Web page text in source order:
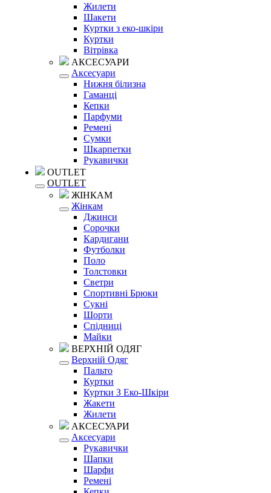
Жилети
Шакети
Куртки з еко-шкіри
Куртки
Вітрівка
АКСЕСУАРИ
Аксесуари
Нижня білизна
Гаманці
Кепки
Парфуми
Ремені
Сумки
Шкарпетки
Рукавички
OUTLET
OUTLET
ЖІНКАМ
Жінкам
Джинси
Сорочки
Кардигани
Футболки
Поло
Толстовки
Светри
Спортивні Брюки
Сукні
Шорти
Спідниці
Майки
ВЕРХНІЙ ОДЯГ
Верхній Одяг
Пальто
Куртки
Куртки З Еко-Шкіри
Жакети
Жилети
АКСЕСУАРИ
Аксесуари
Рукавички
Шапки
Шарфи
Ремені